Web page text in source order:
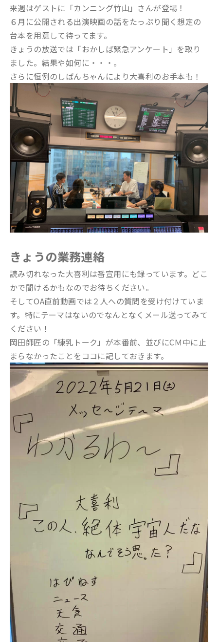
来週はゲストに「カンニング竹山」さんが登場！
６月に公開される出演映画の話をたっぷり聞く想定の
台本を用意して待ってます。
きょうの放送では「おかしば緊急アンケート」を取り
ました。結果や如何に・・・。
さらに恒例のしばんちゃんにより大喜利のお手本も！
きょうの業務連絡
読み切れなった大喜利は番宣用にも録っています。どこ
かで聞けるかもなのでお待ちください。
そしてOA直前動画では２人への質問を受け付けていま
す。特にテーマはないのでなんとなくメール送ってみて
ください！
岡田師匠の「練乳トーク」が本番前、並びにCＭ中に止
まらなかったことをココに記しておきます。